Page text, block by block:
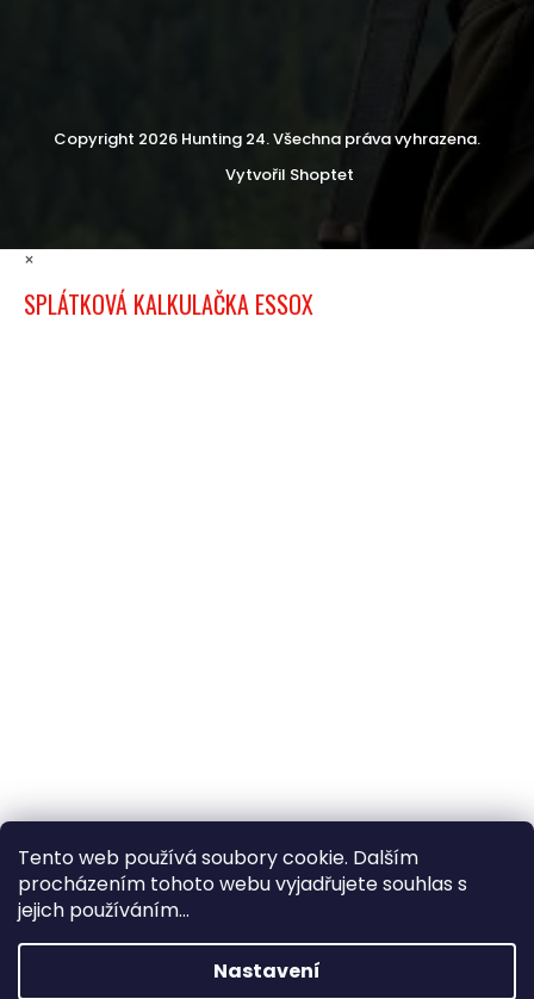
Tento web používá soubory cookie. Dalším
procházením tohoto webu vyjadřujete souhlas s
jejich používáním...
Nastavení
Vytvořil Shoptet
Copyright 2026 Hunting 24. Všechna práva vyhrazena.
×
SPLÁTKOVÁ KALKULAČKA ESSOX
×
Hledáte nejvýhodnější cenu? Získáte jí
pomocíregistrace